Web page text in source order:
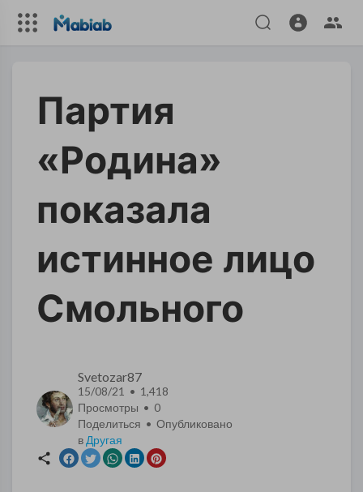
Партия
«Родина»
показала
истинное лицо
Смольного
Svetozar87
15/08/21 • 1,418
Просмотры • 0
Поделиться • Опубликовано
в Другая